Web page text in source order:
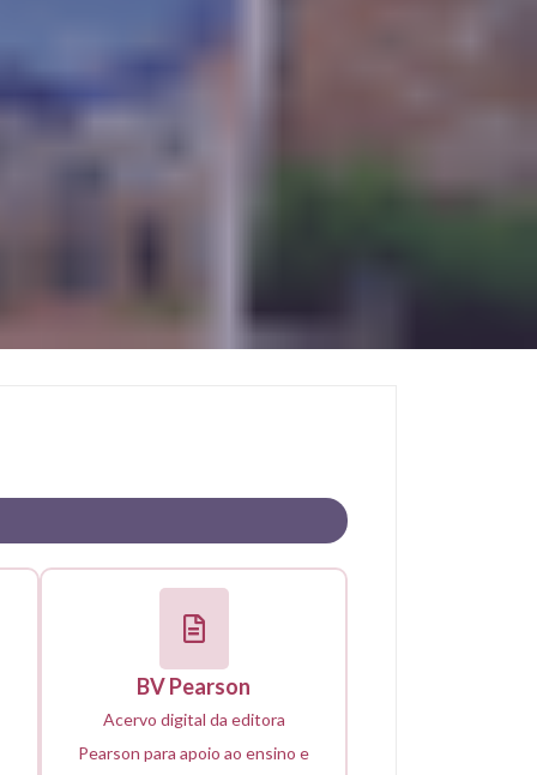
BV Pearson
Acervo digital da editora
Pearson para apoio ao ensino e